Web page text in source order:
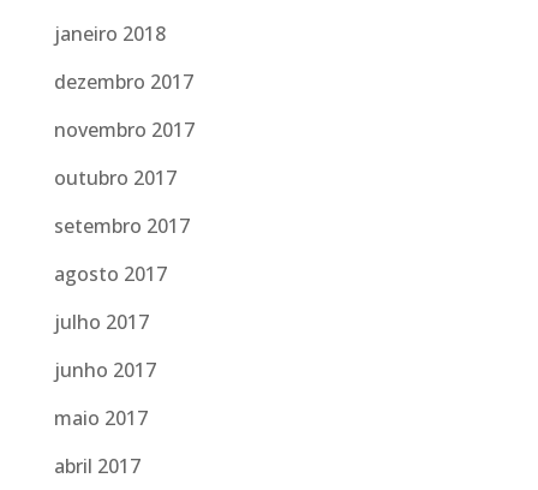
janeiro 2018
dezembro 2017
novembro 2017
outubro 2017
setembro 2017
agosto 2017
julho 2017
junho 2017
maio 2017
abril 2017